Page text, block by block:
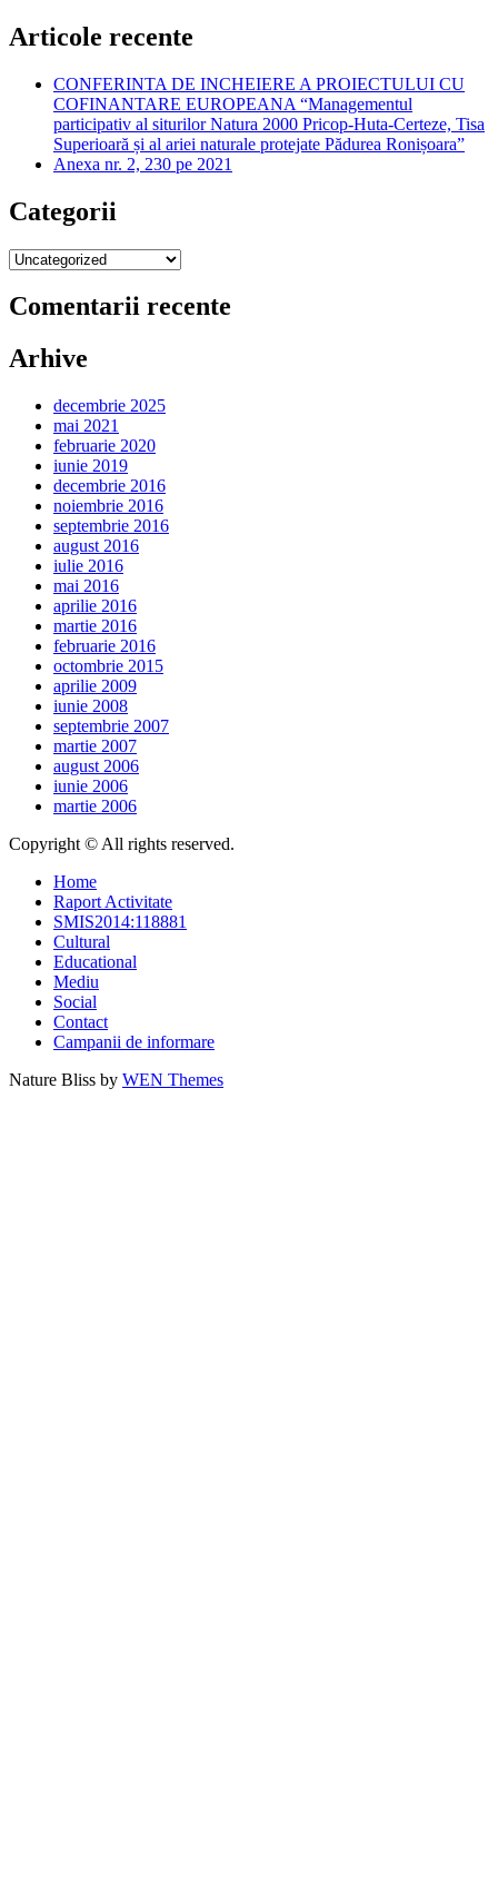
Articole recente
CONFERINTA DE INCHEIERE A PROIECTULUI CU
COFINANTARE EUROPEANA “Managementul
participativ al siturilor Natura 2000 Pricop-Huta-Certeze, Tisa
Superioară și al ariei naturale protejate Pădurea Ronișoara”
Anexa nr. 2, 230 pe 2021
Categorii
Categorii
Comentarii recente
Arhive
decembrie 2025
mai 2021
februarie 2020
iunie 2019
decembrie 2016
noiembrie 2016
septembrie 2016
august 2016
iulie 2016
mai 2016
aprilie 2016
martie 2016
februarie 2016
octombrie 2015
aprilie 2009
iunie 2008
septembrie 2007
martie 2007
august 2006
iunie 2006
martie 2006
Copyright © All rights reserved.
Home
Raport Activitate
SMIS2014:118881
Cultural
Educational
Mediu
Social
Contact
Campanii de informare
Nature Bliss by WEN Themes